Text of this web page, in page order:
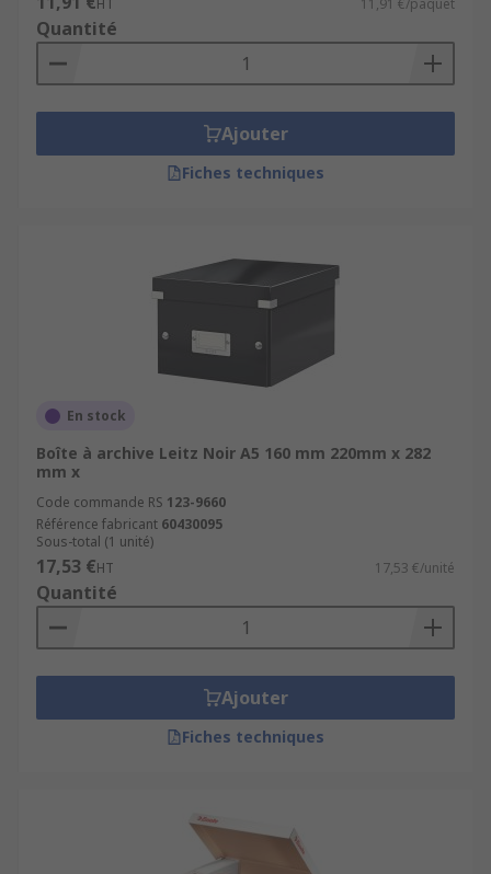
HT 11,91 €/paquet
Quantité
Ajouter
Fiches techniques
En stock
Boîte à archive Leitz Noir A5 160 mm 220mm x 282
mm x
Code commande RS 123-9660
Référence fabricant 60430095
Sous-total (1 unité)
17,53 €HT 17,53 €/unité
Quantité
Ajouter
Fiches techniques